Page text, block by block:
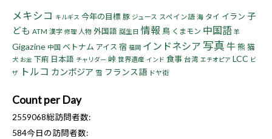
メキシコ キルギス 今年の目標 豚 ジュース スペイン語 海 タイ イラン 子
ども ATM 漢字 修理 人物 外国語 誕生日 情報 鳥 くまモン 中国語 羊
Gigazine 中国 ベトナム アイス 宿 福岡 インドネシア 写真 牛熊猫
犬 お金 下痢 日本語 チャリダー 峠 世界遺産 インド 食事 台湾 エチオピア LCC ビ
ザ
トルコ カンボジア 雪 フランス語 ドヤ街
Count per Day
2559068総訪問者数:
584今日の訪問者数: